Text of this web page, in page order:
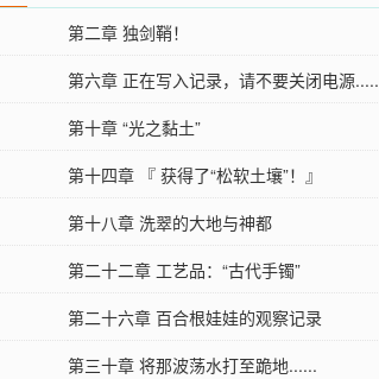
第二章 独剑鞘！
第六章 正在写入记录，请不要关闭电源.....
第十章 “光之黏土”
第十四章 『 获得了“松软土壤”！』
第十八章 洗翠的大地与神都
第二十二章 工艺品：“古代手镯”
第二十六章 百合根娃娃的观察记录
第三十章 将那波荡水打至跪地......